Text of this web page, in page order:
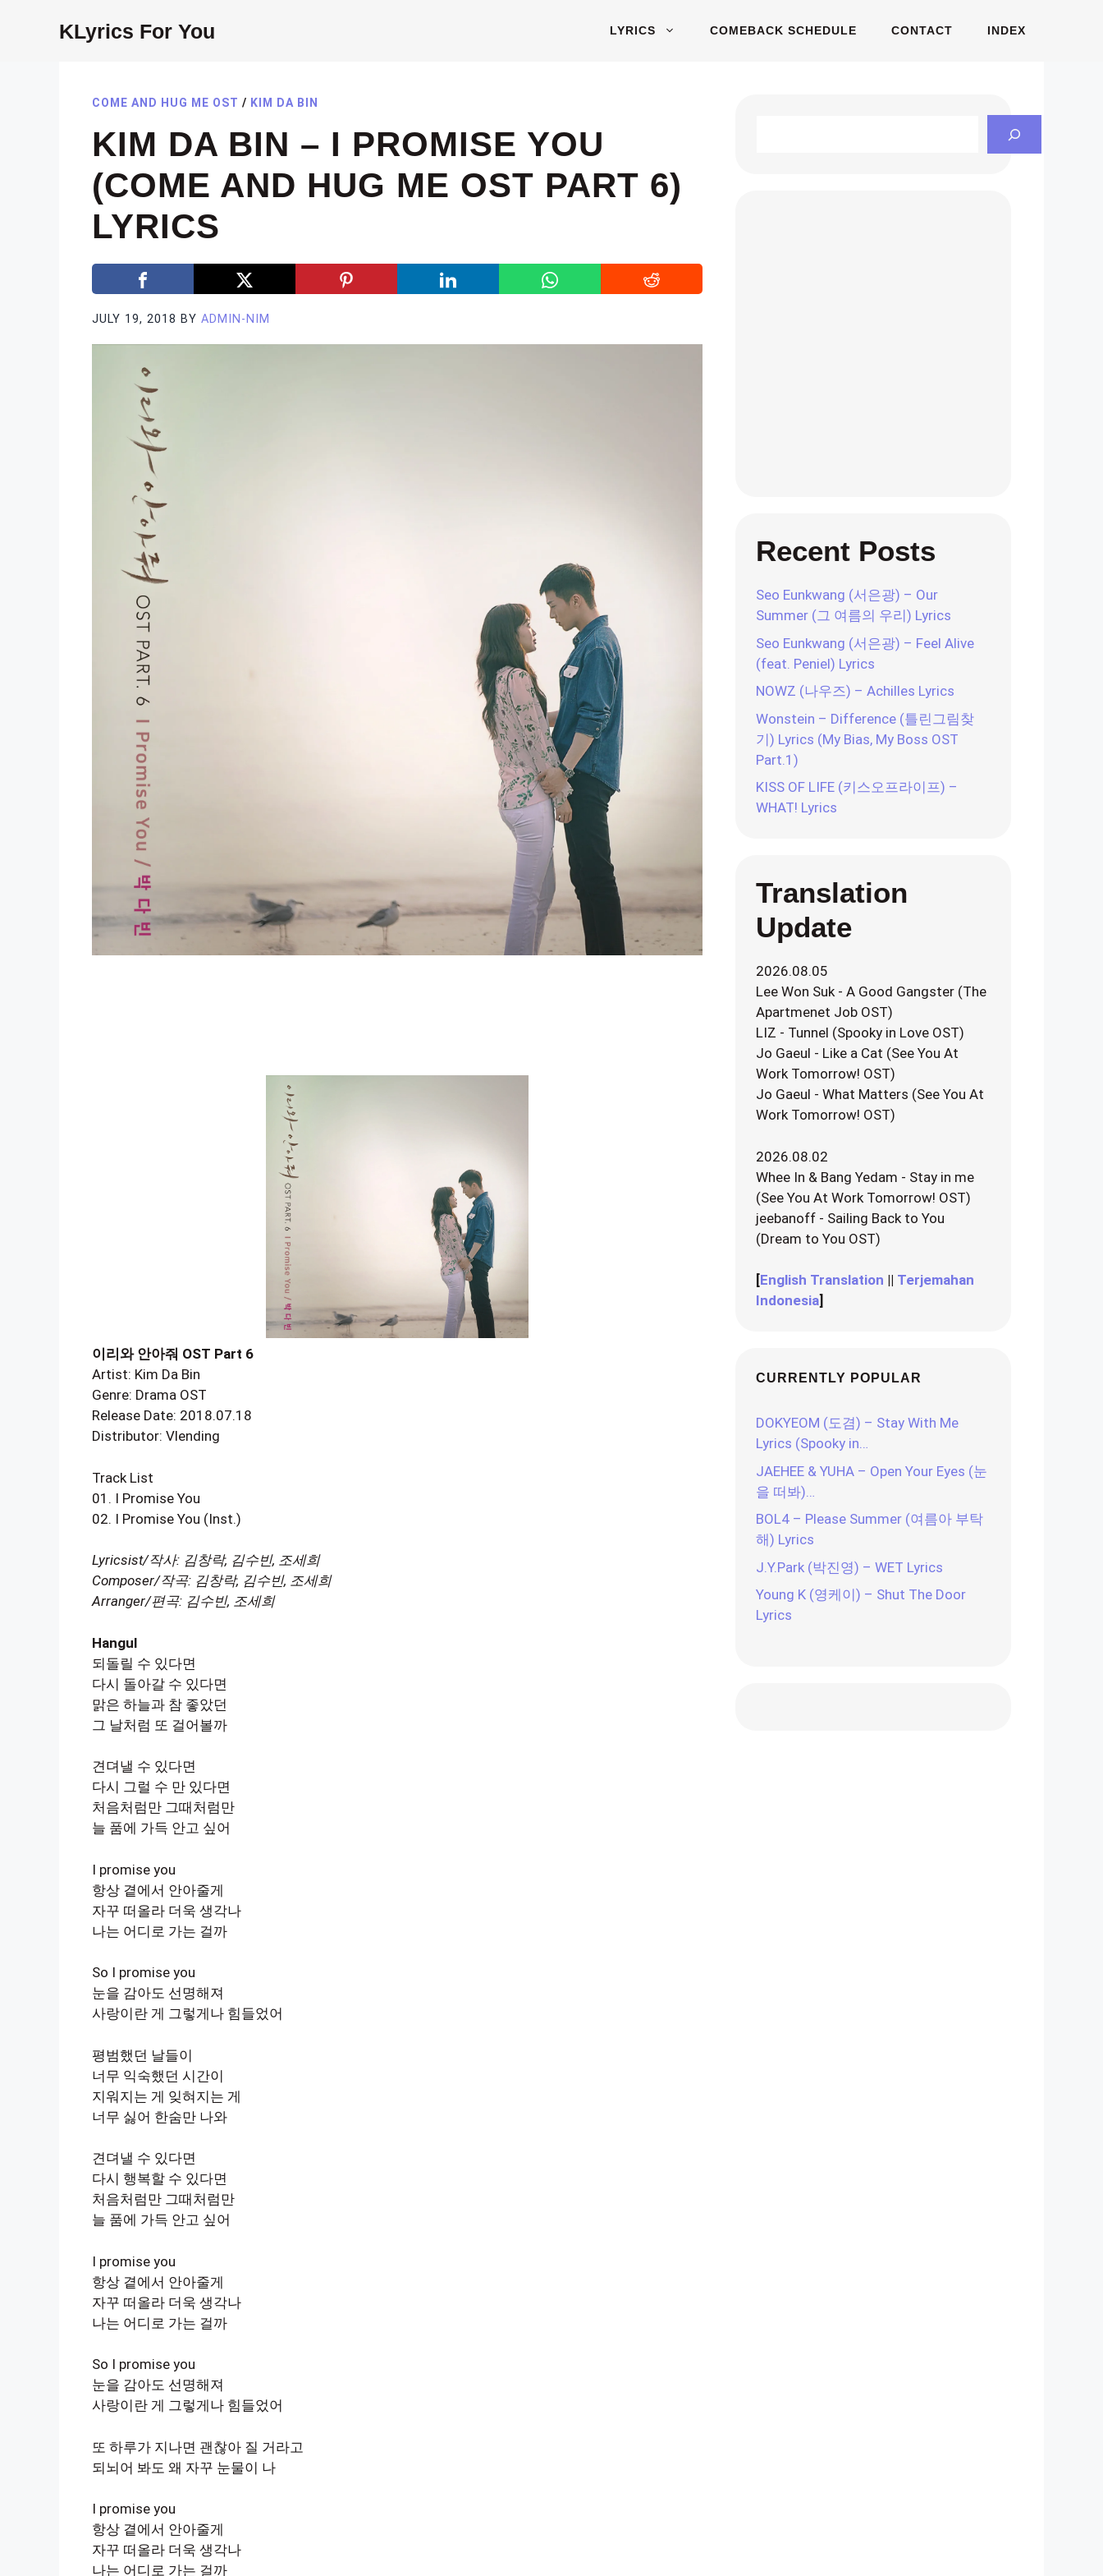
KLyrics For You LYRICS COMEBACK SCHEDULE CONTACT INDEX
COME AND HUG ME OST / KIM DA BIN
KIM DA BIN – I PROMISE YOU
(COME AND HUG ME OST PART 6)
LYRICS
JULY 19, 2018 BY ADMIN-NIM
이리와 안아줘 OST Part 6
Artist: Kim Da Bin
Genre: Drama OST
Release Date: 2018.07.18
Distributor: Vlending
Track List
01. I Promise You
02. I Promise You (Inst.)
Lyricsist/작사: 김창락, 김수빈, 조세희
Composer/작곡: 김창락, 김수빈, 조세희
Arranger/편곡: 김수빈, 조세희
Hangul
되돌릴 수 있다면
다시 돌아갈 수 있다면
맑은 하늘과 참 좋았던
그 날처럼 또 걸어볼까
견뎌낼 수 있다면
다시 그럴 수 만 있다면
처음처럼만 그때처럼만
늘 품에 가득 안고 싶어
I promise you
항상 곁에서 안아줄게
자꾸 떠올라 더욱 생각나
나는 어디로 가는 걸까
So I promise you
눈을 감아도 선명해져
사랑이란 게 그렇게나 힘들었어
평범했던 날들이
너무 익숙했던 시간이
지워지는 게 잊혀지는 게
너무 싫어 한숨만 나와
견뎌낼 수 있다면
다시 행복할 수 있다면
처음처럼만 그때처럼만
늘 품에 가득 안고 싶어
I promise you
항상 곁에서 안아줄게
자꾸 떠올라 더욱 생각나
나는 어디로 가는 걸까
So I promise you
눈을 감아도 선명해져
사랑이란 게 그렇게나 힘들었어
또 하루가 지나면 괜찮아 질 거라고
되뇌어 봐도 왜 자꾸 눈물이 나
I promise you
항상 곁에서 안아줄게
자꾸 떠올라 더욱 생각나
나는 어디로 가는 걸까
Recent Posts
Seo Eunkwang (서은광) – Our
Summer (그 여름의 우리) Lyrics
Seo Eunkwang (서은광) – Feel Alive
(feat. Peniel) Lyrics
NOWZ (나우즈) – Achilles Lyrics
Wonstein – Difference (틀린그림찾
기) Lyrics (My Bias, My Boss OST
Part.1)
KISS OF LIFE (키스오프라이프) –
WHAT! Lyrics
Translation
Update
2026.08.05
Lee Won Suk - A Good Gangster (The
Apartmenet Job OST)
LIZ - Tunnel (Spooky in Love OST)
Jo Gaeul - Like a Cat (See You At
Work Tomorrow! OST)
Jo Gaeul - What Matters (See You At
Work Tomorrow! OST)
2026.08.02
Whee In & Bang Yedam - Stay in me
(See You At Work Tomorrow! OST)
jeebanoff - Sailing Back to You
(Dream to You OST)
[English Translation || Terjemahan
Indonesia]
CURRENTLY POPULAR
DOKYEOM (도겸) – Stay With Me
Lyrics (Spooky in…
JAEHEE & YUHA – Open Your Eyes (눈
을 떠봐)…
BOL4 – Please Summer (여름아 부탁
해) Lyrics
J.Y.Park (박진영) – WET Lyrics
Young K (영케이) – Shut The Door
Lyrics